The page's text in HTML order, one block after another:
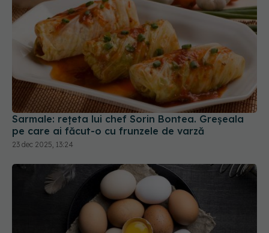
Sarmale: rețeta lui chef Sorin Bontea. Greșeala
pe care ai făcut-o cu frunzele de varză
23 dec 2025, 13:24